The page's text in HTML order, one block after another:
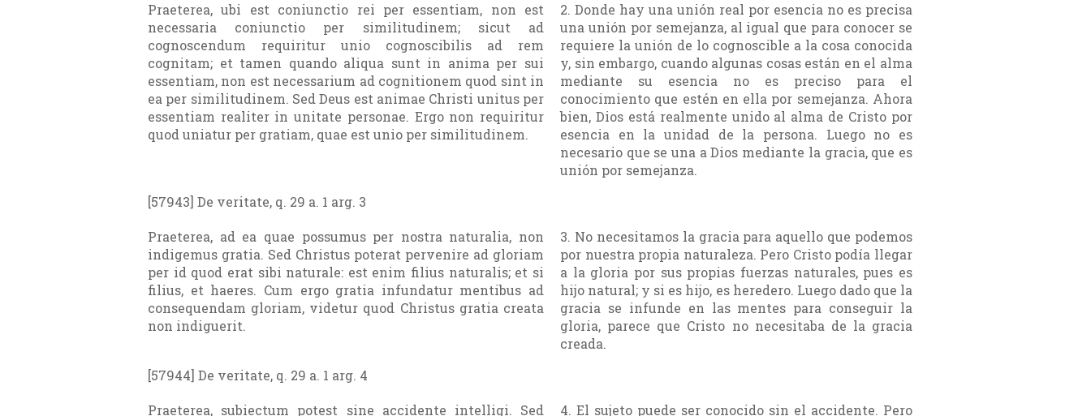
Praeterea, ubi est coniunctio rei per essentiam, non est
necessaria coniunctio per similitudinem; sicut ad
cognoscendum requiritur unio cognoscibilis ad rem
cognitam; et tamen quando aliqua sunt in anima per sui
essentiam, non est necessarium ad cognitionem quod sint in
ea per similitudinem. Sed Deus est animae Christi unitus per
essentiam realiter in unitate personae. Ergo non requiritur
quod uniatur per gratiam, quae est unio per similitudinem.
2. Donde hay una unión real por esencia no es precisa
una unión por semejanza, al igual que para conocer se
requiere la unión de lo cognoscible a la cosa conocida
y, sin embargo, cuando algunas cosas están en el alma
mediante su esencia no es preciso para el
conocimiento que estén en ella por semejanza. Ahora
bien, Dios está realmente unido al alma de Cristo por
esencia en la unidad de la persona. Luego no es
necesario que se una a Dios mediante la gracia, que es
unión por semejanza.
[57943] De veritate, q. 29 a. 1 arg. 3
Praeterea, ad ea quae possumus per nostra naturalia, non
indigemus gratia. Sed Christus poterat pervenire ad gloriam
per id quod erat sibi naturale: est enim filius naturalis; et si
filius, et haeres. Cum ergo gratia infundatur mentibus ad
consequendam gloriam, videtur quod Christus gratia creata
non indiguerit.
3. No necesitamos la gracia para aquello que podemos
por nuestra propia naturaleza. Pero Cristo podía llegar
a la gloria por sus propias fuerzas naturales, pues es
hijo natural; y si es hijo, es heredero. Luego dado que la
gracia se infunde en las mentes para conseguir la
gloria, parece que Cristo no necesitaba de la gracia
creada.
[57944] De veritate, q. 29 a. 1 arg. 4
Praeterea, subiectum potest sine accidente intelligi. Sed
4. El sujeto puede ser conocido sin el accidente. Pero